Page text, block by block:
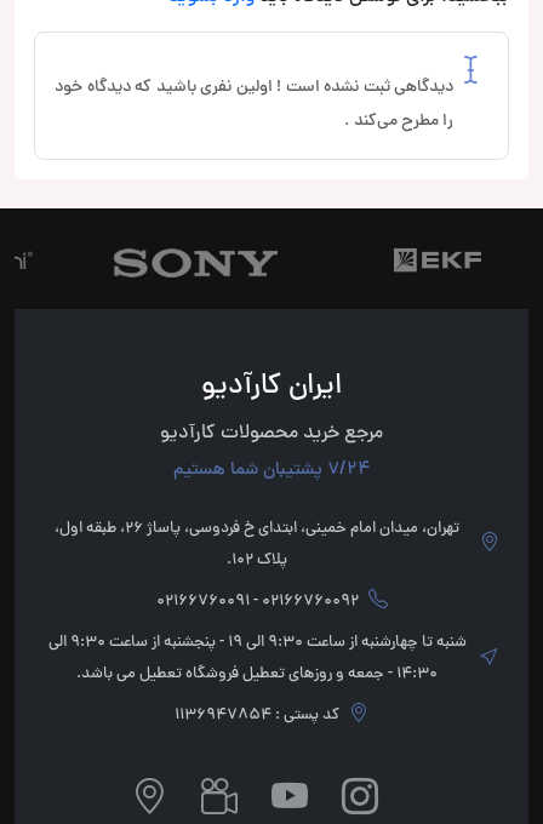
دیدگاهی ثبت نشده است ! اولین نفری باشید که دیدگاه خود
را مطرح می‌کند .
ایران کارآدیو
مرجع خرید محصولات کارآدیو
7/24 پشتیبان شما هستیم
تهران، میدان امام خمینی، ابتدای خ فردوسی، پاساژ 26، طبقه اول،
پلاک 102.
02166760092 - 02166760091
شنبه تا چهارشنبه از ساعت 9:30 الی 19 - پنجشنبه از ساعت 9:30 الی
14:30 - جمعه و روزهای تعطیل فروشگاه تعطیل می باشد.
کد پستی : 1136947854